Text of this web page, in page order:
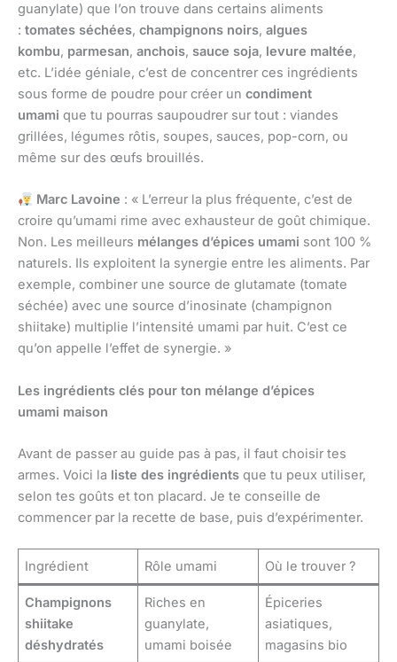
guanylate) que l’on trouve dans certains aliments
: tomates séchées, champignons noirs, algues
kombu, parmesan, anchois, sauce soja, levure maltée,
etc. L’idée géniale, c’est de concentrer ces ingrédients
sous forme de poudre pour créer un condiment
umami que tu pourras saupoudrer sur tout : viandes
grillées, légumes rôtis, soupes, sauces, pop-corn, ou
même sur des œufs brouillés.
Marc Lavoine : « L’erreur la plus fréquente, c’est de
croire qu’umami rime avec exhausteur de goût chimique.
Non. Les meilleurs mélanges d’épices umami sont 100 %
naturels. Ils exploitent la synergie entre les aliments. Par
exemple, combiner une source de glutamate (tomate
séchée) avec une source d’inosinate (champignon
shiitake) multiplie l’intensité umami par huit. C’est ce
qu’on appelle l’effet de synergie. »
Les ingrédients clés pour ton mélange d’épices
umami maison
Avant de passer au guide pas à pas, il faut choisir tes
armes. Voici la liste des ingrédients que tu peux utiliser,
selon tes goûts et ton placard. Je te conseille de
commencer par la recette de base, puis d’expérimenter.
Ingrédient Rôle umami Où le trouver ?
Champignons
shiitake
déshydratés
Riches en
guanylate,
umami boisée
Épiceries
asiatiques,
magasins bio